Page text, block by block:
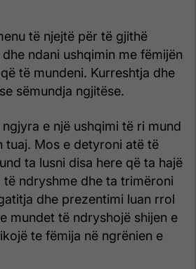
të njejtë për të gjithë
ndani ushqimin me fëmijën
të mundeni. Kurreshtja dhe
sëmundja ngjitëse.
e një ushqimi të ri mund
tuaj. Mos e detyroni atë të
ta lusni disa here që ta hajë
të ndryshme dhe ta trimëroni
dhe prezentimi luan rrol
mundet të ndryshojë shijen e
te fëmija në ngrënien e